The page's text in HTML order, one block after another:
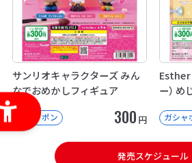
サンリオキャラクターズ みん
なでおめかしフィギュア
ガシャポン 300 円
Esther
ー）
ガシャ
発売スケジュール